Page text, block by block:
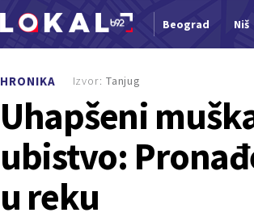
Beograd Niš
HRONIKA
Uhapšeni
ubistvo:
u reku
Izvor: Tanjug